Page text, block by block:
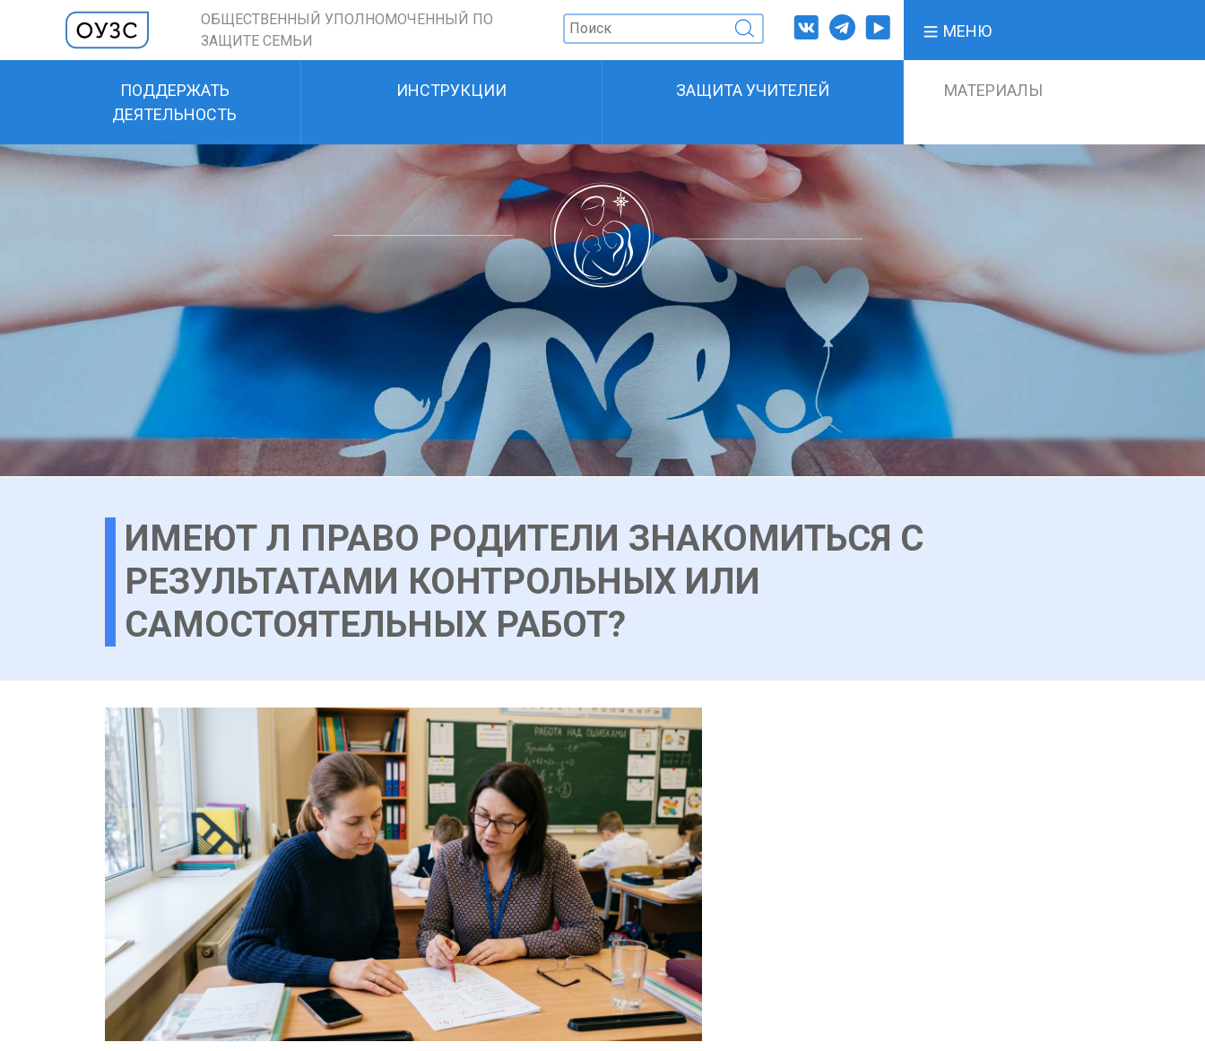
ОБЩЕСТВЕННЫЙ УПОЛНОМОЧЕННЫЙ ПО
ЗАЩИТЕ СЕМЬИ
МЕНЮ
ПОДДЕРЖАТЬ
ДЕЯТЕЛЬНОСТЬ
ИНСТРУКЦИИ ЗАЩИТА УЧИТЕЛЕЙ МАТЕРИАЛЫ
ИМЕЮТ Л ПРАВО РОДИТЕЛИ ЗНАКОМИТЬСЯ С
РЕЗУЛЬТАТАМИ КОНТРОЛЬНЫХ ИЛИ
САМОСТОЯТЕЛЬНЫХ РАБОТ?